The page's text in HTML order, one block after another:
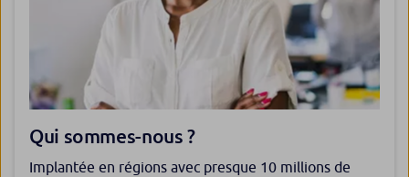
Qui sommes-nous ?
Implantée en régions avec presque 10 millions de